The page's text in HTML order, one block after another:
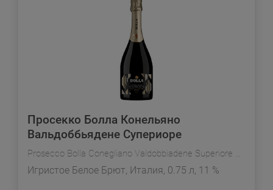
Просекко Болла Конельяно
Вальдоббьядене Супериоре
Prosecco Bolla Conegliano Valdobbiadene Superiore DOCG
Игристое Белое Брют, Италия, 0.75 л, 11 %